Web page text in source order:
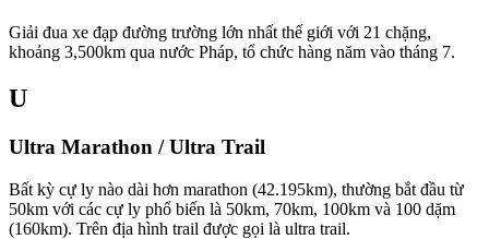
Giải đua xe đạp đường trường lớn nhất thế giới với 21 chặng,
khoảng 3,500km qua nước Pháp, tổ chức hàng năm vào tháng 7.
U
Ultra Marathon / Ultra Trail
Bất kỳ cự ly nào dài hơn marathon (42.195km), thường bắt đầu từ
50km với các cự ly phổ biến là 50km, 70km, 100km và 100 dặm
(160km). Trên địa hình trail được gọi là ultra trail.